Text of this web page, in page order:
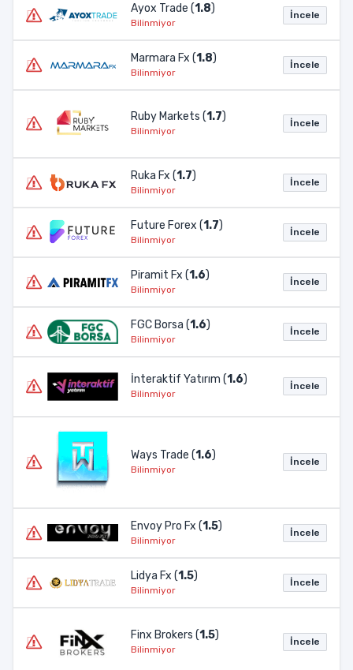
Ayox Trade (1.8)
Bilinmiyor
İncele
Marmara Fx (1.8)
Bilinmiyor
İncele
Ruby Markets (1.7)
Bilinmiyor
İncele
Ruka Fx (1.7)
Bilinmiyor
İncele
Future Forex (1.7)
Bilinmiyor
İncele
Piramit Fx (1.6)
Bilinmiyor
İncele
FGC Borsa (1.6)
Bilinmiyor
İncele
İnteraktif Yatırım (1.6)
Bilinmiyor
İncele
Ways Trade (1.6)
Bilinmiyor
İncele
Envoy Pro Fx (1.5)
Bilinmiyor
İncele
Lidya Fx (1.5)
Bilinmiyor
İncele
Finx Brokers (1.5)
Bilinmiyor
İncele